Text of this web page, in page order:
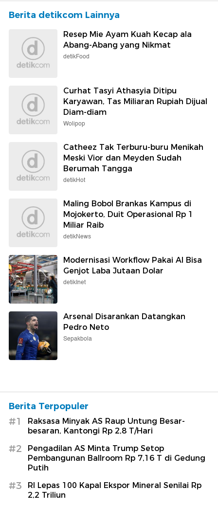
Berita detikcom Lainnya
Resep Mie Ayam Kuah Kecap ala
Abang-Abang yang Nikmat
detikFood
Curhat Tasyi Athasyia Ditipu
Karyawan, Tas Miliaran Rupiah Dijual
Diam-diam
Wolipop
Catheez Tak Terburu-buru Menikah
Meski Vior dan Meyden Sudah
Berumah Tangga
detikHot
Maling Bobol Brankas Kampus di
Mojokerto, Duit Operasional Rp 1
Miliar Raib
detikNews
Modernisasi Workflow Pakai AI Bisa
Genjot Laba Jutaan Dolar
detikInet
Arsenal Disarankan Datangkan
Pedro Neto
Sepakbola
Berita Terpopuler
#1
Raksasa Minyak AS Raup Untung Besar-
besaran, Kantongi Rp 2,8 T/Hari
#2
Pengadilan AS Minta Trump Setop
Pembangunan Ballroom Rp 7,16 T di Gedung
Putih
#3
RI Lepas 100 Kapal Ekspor Mineral Senilai Rp
2,2 Triliun